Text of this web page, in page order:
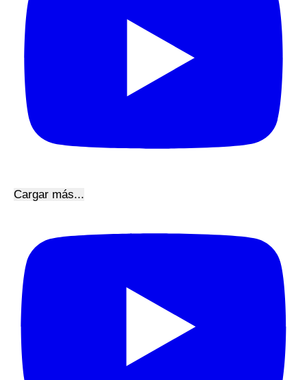
Cargar más...